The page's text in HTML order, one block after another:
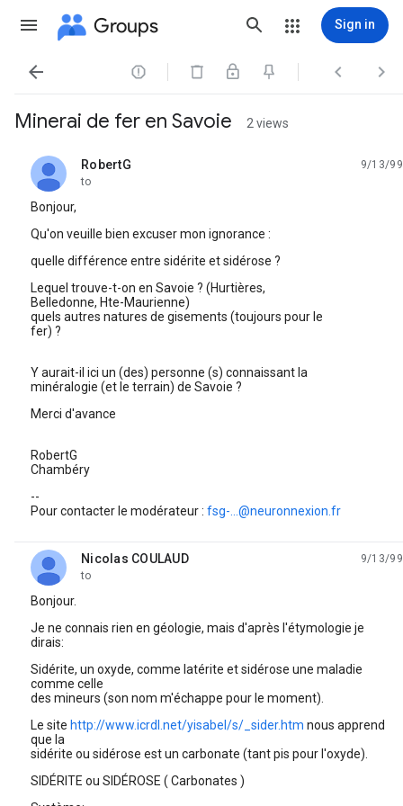
Groups Sign in
   
Minerai de fer en Savoie 2 views
RobertG
unread,
9/13/99
to
Bonjour,
Qu'on veuille bien excuser mon ignorance :
quelle différence entre sidérite et sidérose ?
Lequel trouve-t-on en Savoie ? (Hurtières,
Belledonne, Hte-Maurienne)
quels autres natures de gisements (toujours pour le
fer) ?
Y aurait-il ici un (des) personne (s) connaissant la
minéralogie (et le terrain) de Savoie ?
Merci d'avance
RobertG
Chambéry
--
Pour contacter le modérateur : fsg-...@neuronnexion.fr
Nicolas COULAUD
unread,
9/13/99
to
Bonjour.
Je ne connais rien en géologie, mais d'après l'étymologie je
dirais:
Sidérite, un oxyde, comme latérite et sidérose une maladie
comme celle
des mineurs (son nom m'échappe pour le moment).
Le site http://www.icrdl.net/yisabel/s/_sider.htm nous apprend
que la
sidérite ou sidérose est un carbonate (tant pis pour l'oxyde).
SIDÉRITE ou SIDÉROSE ( Carbonates )